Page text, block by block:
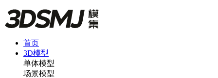
首页
3D模型
单体模型
场景模型